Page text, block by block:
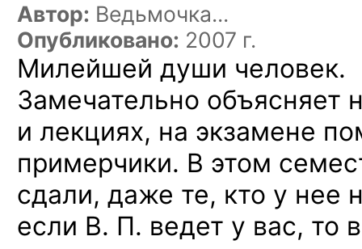
Автор: Ведьмочка...
Опубликовано: 2007 г.
Милейшей души человек.
Замечательно объясняет
и лекциях, на экзамене
примерчики. В этом
сдали, даже те, кто у нее
если В. П. ведет у вас, то